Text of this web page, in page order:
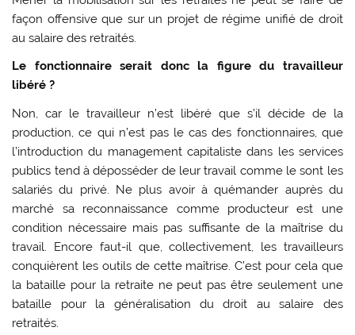
façon offensive que sur un projet de régime unifié de droit
au salaire des retraités.
Le fonctionnaire serait donc la figure du travailleur
libéré ?
Non, car le travailleur n’est libéré que s’il décide de la
production, ce qui n’est pas le cas des fonctionnaires, que
l’introduction du management capitaliste dans les services
publics tend à déposséder de leur travail comme le sont les
salariés du privé. Ne plus avoir à quémander auprès du
marché sa reconnaissance comme producteur est une
condition nécessaire mais pas suffisante de la maîtrise du
travail. Encore faut-il que, collectivement, les travailleurs
conquièrent les outils de cette maîtrise. C’est pour cela que
la bataille pour la retraite ne peut pas être seulement une
bataille pour la généralisation du droit au salaire des
retraités.